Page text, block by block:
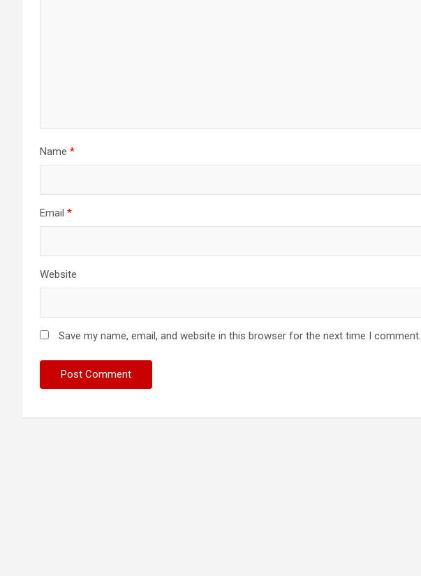
Name *
Email *
Website
Save my name, email, and website in this browser for the next time I comment.